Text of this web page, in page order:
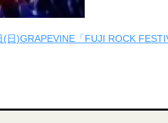
(日)GRAPEVINE「FUJI ROCK